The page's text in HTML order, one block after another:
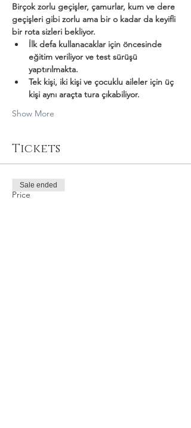
Birçok zorlu geçişler, çamurlar, kum ve dere
geçişleri gibi zorlu ama bir o kadar da keyifli
bir rota sizleri bekliyor.
İlk defa kullanacaklar için öncesinde
eğitim veriliyor ve test sürüşü
yaptırılmakta.
Tek kişi, iki kişi ve çocuklu aileler için üç
kişi aynı araçta tura çıkabiliyor.
Show More
Tickets
Price
Sale ended